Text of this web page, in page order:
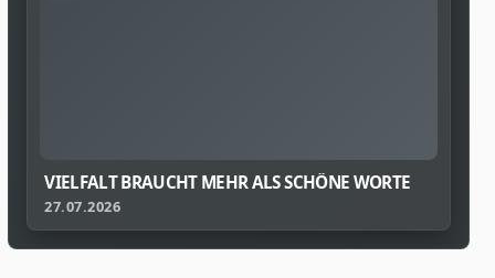
VIELFALT BRAUCHT MEHR ALS SCHÖNE WORTE
27.07.2026